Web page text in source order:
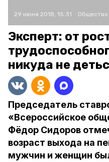
29 июня 2018, 15:31 Общество
Эксперт: от
никуда не
Председатель
«Всероссийское
Фёдор Сидоров
возраст выхода на
мужчин и женщин